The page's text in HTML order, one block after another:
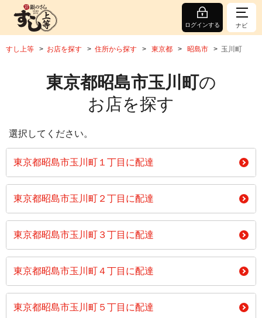
ログインする ナビ
すし上等 お店を探す 住所から探す 東京都 昭島市 玉川町
東京都昭島市玉川町の
お店を探す
選択してください。
東京都昭島市玉川町１丁目に配達
東京都昭島市玉川町２丁目に配達
東京都昭島市玉川町３丁目に配達
東京都昭島市玉川町４丁目に配達
東京都昭島市玉川町５丁目に配達